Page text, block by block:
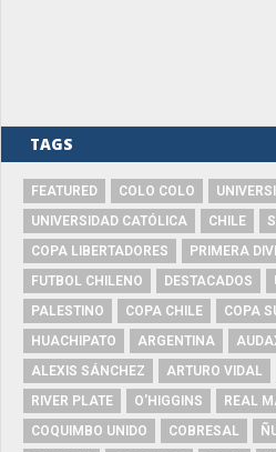
TAGS
FEATURED COLO COLO
UNIVERSIDAD CATÓLICA
CHILE
COPA LIBERTADORES
PRIMERA
FUTBOL CHILENO
DESTACADOS
PALESTINO
COPA CHILE
COPA
HUACHIPATO
ARGENTINA
ALEXIS SÁNCHEZ
ARTURO VIDAL
RIVER PLATE
O'HIGGINS REAL
COQUIMBO UNIDO
COBRESAL